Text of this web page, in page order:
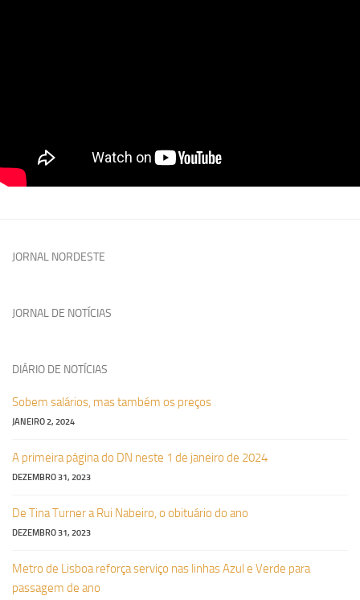
JORNAL NORDESTE
JORNAL DE NOTÍCIAS
DIÁRIO DE NOTÍCIAS
Sobem salários, mas também os preços
JANEIRO 2, 2024
A primeira página do DN neste 1 de janeiro de 2024
DEZEMBRO 31, 2023
De Tina Turner a Rui Nabeiro, o obituário do ano
DEZEMBRO 31, 2023
Metro de Lisboa reforça serviço nas linhas Azul e Verde para
passagem de ano